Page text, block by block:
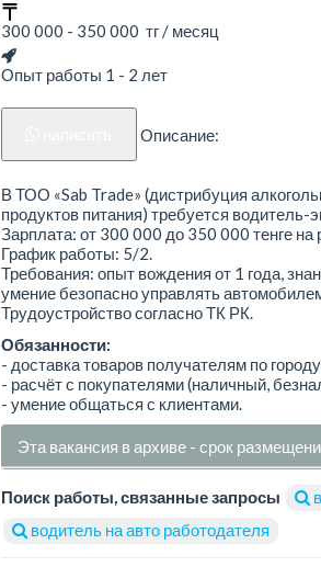
300 000 - 350 000 тг / месяц
Опыт работы 1 - 2 лет
Описание:
В ТОО «Sab Trade» (дистрибуция
продуктов питания) требуется водитель-
Зарплата: от 300 000 до 350 000 тенге на
График работы: 5/2.
Требования: опыт вождения от 1 года,
умение безопасно управлять
Трудоустройство согласно ТК РК.
Обязанности:
- доставка товаров получателям по
- расчёт с покупателями (наличный,
- умение общаться с клиентами.
Эта вакансия в архиве - срок
Поиск работы, связанные запросы
водитель на авто работодателя